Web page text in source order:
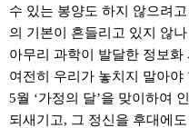
수 있는 봉양도 하지 않으려
의 기본이 흔들리고 있지 않
아무리 과학이 발달한 정보화
여전히 우리가 놓치지 말아
5월 ‘가정의 달’을 맞이하여
되새기고, 그 정신을 후대에